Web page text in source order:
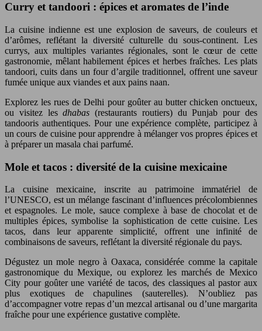
Curry et tandoori : épices et aromates de l’inde
La cuisine indienne est une explosion de saveurs, de couleurs et
d’arômes, reflétant la diversité culturelle du sous-continent. Les
currys, aux multiples variantes régionales, sont le cœur de cette
gastronomie, mêlant habilement épices et herbes fraîches. Les plats
tandoori, cuits dans un four d’argile traditionnel, offrent une saveur
fumée unique aux viandes et aux pains naan.
Explorez les rues de Delhi pour goûter au butter chicken onctueux,
ou visitez lesdhabas (restaurants routiers) du Punjab pour des
tandooris authentiques. Pour une expérience complète, participez à
un cours de cuisine pour apprendre à mélanger vos propres épices et
à préparer un masala chai parfumé.
Mole et tacos : diversité de la cuisine mexicaine
La cuisine mexicaine, inscrite au patrimoine immatériel de
l’UNESCO, est un mélange fascinant d’influences précolombiennes
et espagnoles. Le mole, sauce complexe à base de chocolat et de
multiples épices, symbolise la sophistication de cette cuisine. Les
tacos, dans leur apparente simplicité, offrent une infinité de
combinaisons de saveurs, reflétant la diversité régionale du pays.
Dégustez un mole negro à Oaxaca, considérée comme la capitale
gastronomique du Mexique, ou explorez les marchés de Mexico
City pour goûter une variété de tacos, des classiques al pastor aux
plus exotiques de chapulines (sauterelles). N’oubliez pas
d’accompagner votre repas d’un mezcal artisanal ou d’une margarita
fraîche pour une expérience gustative complète.